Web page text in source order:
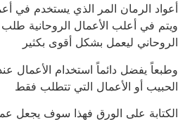
أعواد الرمان المر الذي يستخدم في
ويتم في أعلب الأعمال الروحانية طلب
الروحاني ليعمل بشكل أقوى بكثير
وطبعاً يفضل دائماً استخدام الأعمال
الحبيب أو الأعمال التي تتطلب فقط
الكتابة على الورق فهذا سوف يجعل